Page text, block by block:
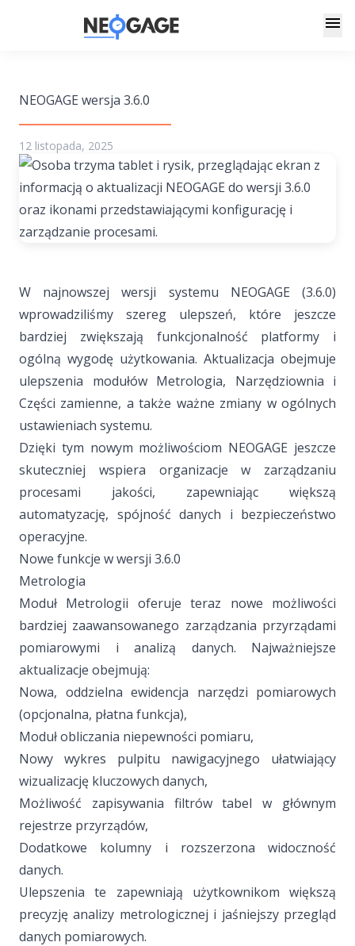
menu
NEOGAGE wersja 3.6.0
12 listopada, 2025
W najnowszej wersji systemu NEOGAGE (3.6.0)
wprowadziliśmy szereg ulepszeń, które jeszcze
bardziej zwiększają funkcjonalność platformy i
ogólną wygodę użytkowania. Aktualizacja obejmuje
ulepszenia modułów Metrologia, Narzędziownia i
Części zamienne, a także ważne zmiany w ogólnych
ustawieniach systemu.
Dzięki tym nowym możliwościom NEOGAGE jeszcze
skuteczniej wspiera organizacje w zarządzaniu
procesami jakości, zapewniając większą
automatyzację, spójność danych i bezpieczeństwo
operacyjne.
Nowe funkcje w wersji 3.6.0
Metrologia
Moduł Metrologii oferuje teraz nowe możliwości
bardziej zaawansowanego zarządzania przyrządami
pomiarowymi i analizą danych. Najważniejsze
aktualizacje obejmują:
Nowa, oddzielna ewidencja narzędzi pomiarowych
(opcjonalna, płatna funkcja),
Moduł obliczania niepewności pomiaru,
Nowy wykres pulpitu nawigacyjnego ułatwiający
wizualizację kluczowych danych,
Możliwość zapisywania filtrów tabel w głównym
rejestrze przyrządów,
Dodatkowe kolumny i rozszerzona widoczność
danych.
Ulepszenia te zapewniają użytkownikom większą
precyzję analizy metrologicznej i jaśniejszy przegląd
danych pomiarowych.